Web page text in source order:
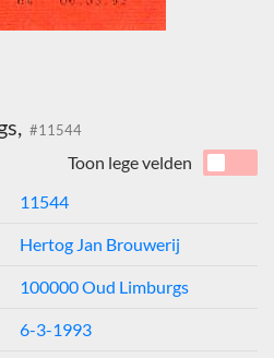
#11544
Toon lege velden
11544
Hertog Jan Brouwerij
100000 Oud Limburgs
6-3-1993